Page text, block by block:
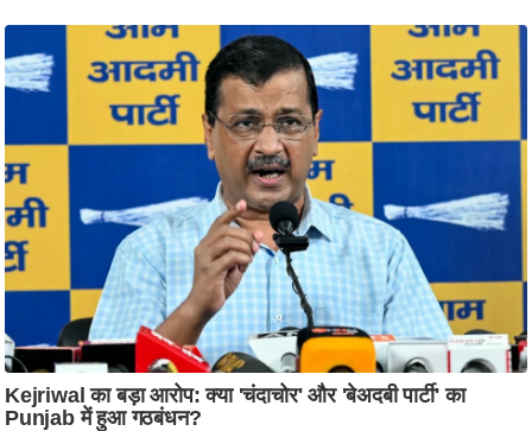
प
न
स्थ
ल
फि
ट
स
मं
त्रा